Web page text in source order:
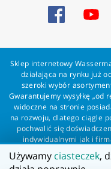
Sklep internetowy
działająca na rynku już
szeroki wybór
Gwarantujemy wysyłkę „od
widoczne na stronie
na rozwoju, dlatego ciągle
pochwalić się
indywidualnymi jak i
Zapewniamy
bezproblemową
Używamy ciasteczek,